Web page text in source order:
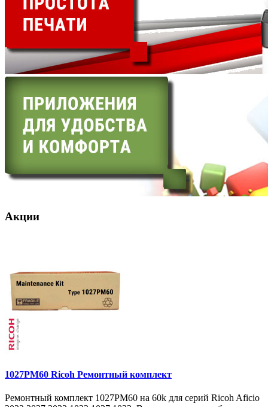
Акции
1027PM60 Ricoh Ремонтный комплект
Ремонтный комплект 1027PM60 на 60k для серий Ricoh Aficio